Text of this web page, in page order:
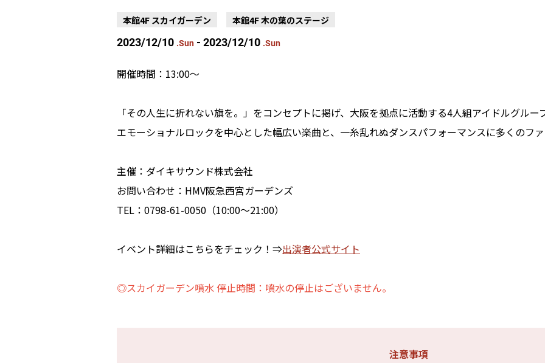
本館4F スカイガーデン 本館4F 木の葉のステージ
2023/12/10 .Sun - 2023/12/10 .Sun
開催時間：13:00〜
「その人生に折れない旗を。」をコンセプトに掲げ、大阪を拠点に活動する4人組アイドルグルー
エモーショナルロックを中心とした幅広い楽曲と、一糸乱れぬダンスパフォーマンスに多くのフ
主催：ダイキサウンド株式会社
お問い合わせ：HMV阪急西宮ガーデンズ
TEL：0798-61-0050（10:00～21:00）
イベント詳細はこちらをチェック！⇒出演者公式サイト
◎スカイガーデン噴水 停止時間：噴水の停止はございません。
注意事項